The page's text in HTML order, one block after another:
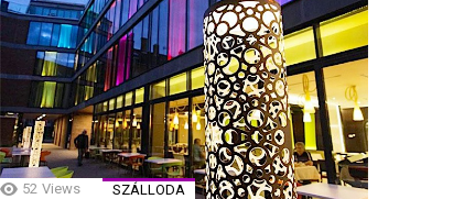
52 Views SZÁLLODA